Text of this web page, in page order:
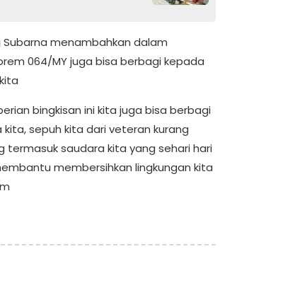
Subarna menambahkan dalam
064/MY juga bisa berbagi kepada
bingkisan ini kita juga bisa berbagi
sepuh kita dari veteran kurang
termasuk saudara kita yang sehari hari
membersihkan lingkungan kita